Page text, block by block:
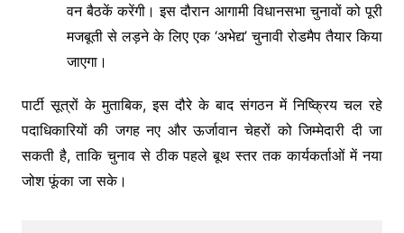
वन बैठकें करेंगी। इस दौरान आगामी विधानसभा चुनावों को पूरी
मजबूती से लड़ने के लिए एक ‘अभेद्य’ चुनावी रोडमैप तैयार किया
जाएगा।
पार्टी सूत्रों के मुताबिक, इस दौरे के बाद संगठन में निष्क्रिय चल रहे
पदाधिकारियों की जगह नए और ऊर्जावान चेहरों को जिम्मेदारी दी जा
सकती है, ताकि चुनाव से ठीक पहले बूथ स्तर तक कार्यकर्ताओं में नया
जोश फूंका जा सके।